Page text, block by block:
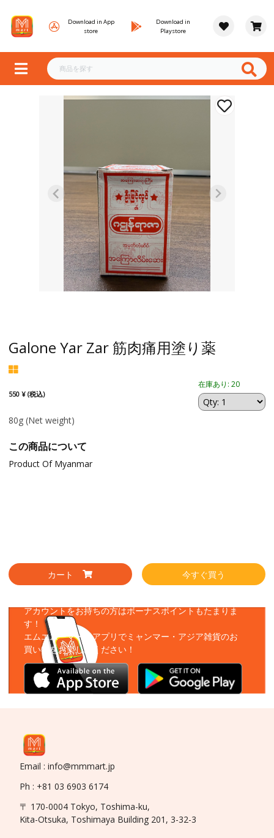
Download in App
store
Download in
Playstore
Galone Yar Zar 筋肉痛用塗り薬
550 ¥ (税込)
在庫あり: 20
80g (Net weight)
この商品について
Product Of Myanmar
カート 今すぐ買う
アカウントをお持ちの方はボーナスポイントもたまりま
す！
エムエムーマートアプリでミャンマー・アジア雑貨のお
買い物をお楽しみください！
Email : info@mmmart.jp
Ph : +81 03 6903 6174
〒 170-0004 Tokyo, Toshima-ku,
Kita-Otsuka, Toshimaya Building 201, 3-32-3